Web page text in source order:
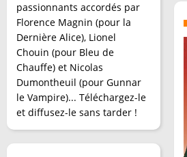
passionnants accordés par
Florence Magnin (pour la
Dernière Alice), Lionel
Chouin (pour Bleu de
Chauffe) et Nicolas
Dumontheuil (pour Gunnar
le Vampire)... Téléchargez-le
et diffusez-le sans tarder !